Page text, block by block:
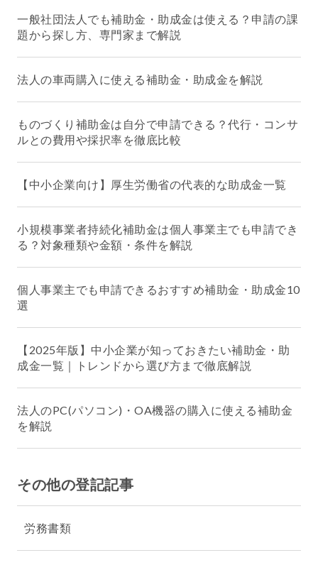
一般社団法人でも補助金・助成金は使える？申請の課
題から探し方、専門家まで解説
法人の車両購入に使える補助金・助成金を解説
ものづくり補助金は自分で申請できる？代行・コンサ
ルとの費用や採択率を徹底比較
【中小企業向け】厚生労働省の代表的な助成金一覧
小規模事業者持続化補助金は個人事業主でも申請でき
る？対象種類や金額・条件を解説
個人事業主でも申請できるおすすめ補助金・助成金10
選
【2025年版】中小企業が知っておきたい補助金・助
成金一覧｜トレンドから選び方まで徹底解説
法人のPC(パソコン)・OA機器の購入に使える補助金
を解説
その他の登記記事
労務書類